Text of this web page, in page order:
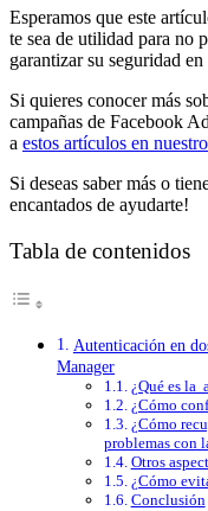
Esperamos que este
te sea de utilidad para no
garantizar su seguridad
Si quieres conocer más
campañas de Facebook
a estos artículos en
Si deseas saber más o
encantados de ayudarte!
Tabla de contenidos
Autenticación en
Manager
¿Qué es la
¿Cómo
¿Cómo
problemas con
Otros
¿Cómo
Conclusión